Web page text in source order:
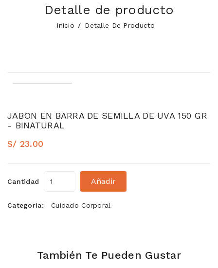
Detalle de producto
Inicio Detalle De Producto
JABON EN BARRA DE SEMILLA DE UVA 150 GR
- BINATURAL
S/ 23.00
Cantidad Añadir
Categoria: Cuidado Corporal
También Te Pueden Gustar